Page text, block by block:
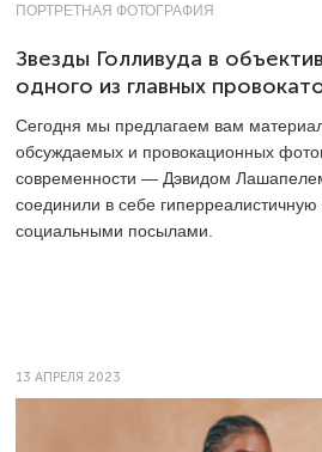
ПОРТРЕТНАЯ ФОТОГРАФИЯ
Звезды Голливуда в
одного из главных
Сегодня мы предлагаем вам
обсуждаемых и провокационных
современности — Дэвидом
соединили в себе гиперреалистичную
социальными посылами.
13 АПРЕЛЯ 2023